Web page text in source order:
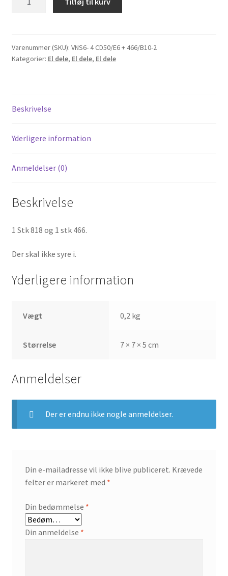
Honda
Cd50
Varenummer (SKU): VNS6- 4 CD50/E6 + 466/B10-2
Kategorier: El dele, El dele, El dele
Beskrivelse
Yderligere information
Anmeldelser (0)
Beskrivelse
1 Stk 818 og 1 stk 466.
Der skal ikke syre i.
Yderligere information
Vægt 0,2 kg
Størrelse 7 × 7 × 5 cm
Anmeldelser
Der er endnu ikke nogle anmeldelser.
Din e-mailadresse vil ikke blive publiceret. Krævede
felter er markeret med *
Din bedømmelse *
Din anmeldelse *